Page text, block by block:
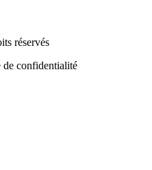
réservés
confidentialité